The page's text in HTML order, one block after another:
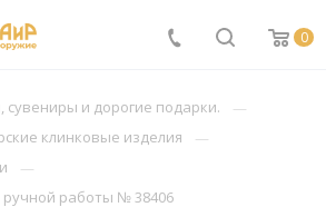
0
и дорогие подарки.
клинковые изделия
ручной работы № 38406